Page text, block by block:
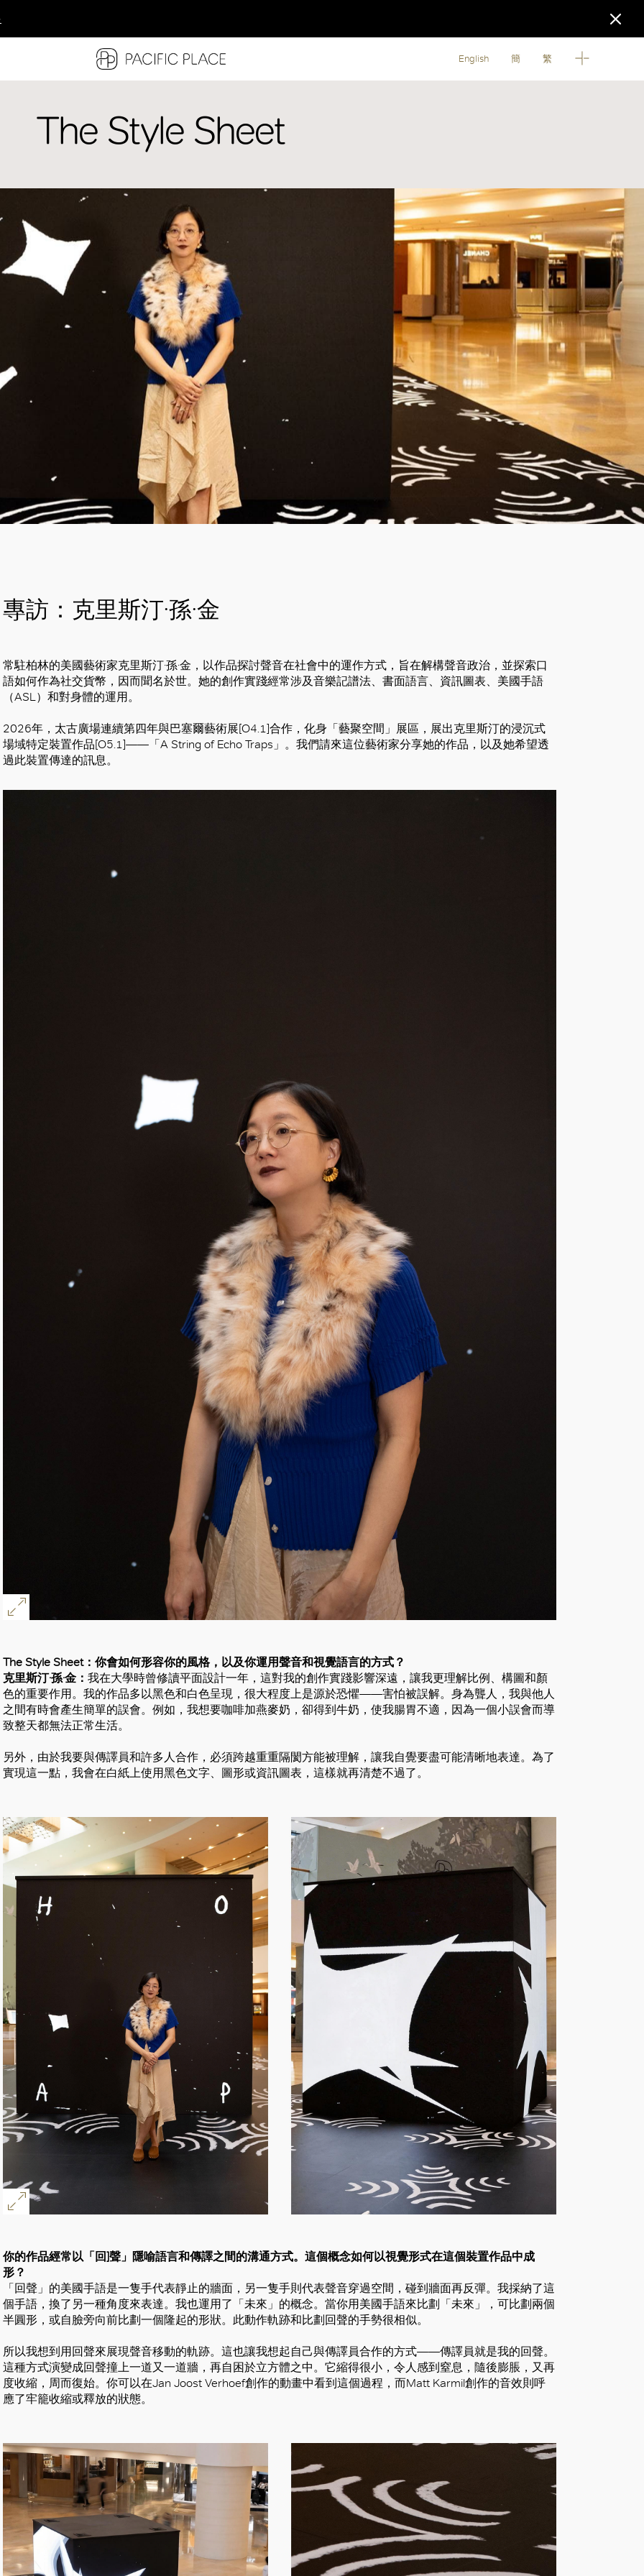
English 簡 繁
The Style Sheet
專訪：克里斯汀·孫·金
常駐柏林的美國藝術家克里斯汀·孫·金，以作品探討聲音在社會中的運作方式，旨在解構聲音政治，並探索口
語如何作為社交貨幣，因而聞名於世。她的創作實踐經常涉及音樂記譜法、書面語言、資訊圖表、美國手語
（ASL）和對身體的運用。
2026年，太古廣場連續第四年與巴塞爾藝術展[O4.1]合作，化身「藝聚空間」展區，展出克里斯汀的浸沉式
場域特定裝置作品[O5.1]——「A String of Echo Traps」。我們請來這位藝術家分享她的作品，以及她希望透
過此裝置傳達的訊息。
The Style Sheet：你會如何形容你的風格，以及你運用聲音和視覺語言的方式？
克里斯汀·孫·金： 我在大學時曾修讀平面設計一年，這對我的創作實踐影響深遠，讓我更理解比例、構圖和顏
色的重要作用。我的作品多以黑色和白色呈現，很大程度上是源於恐懼——害怕被誤解。身為聾人，我與他人
之間有時會產生簡單的誤會。例如，我想要咖啡加燕麥奶，卻得到牛奶，使我腸胃不適，因為一個小誤會而導
致整天都無法正常生活。
另外，由於我要與傳譯員和許多人合作，必須跨越重重隔閡方能被理解，讓我自覺要盡可能清晰地表達。為了
實現這一點，我會在白紙上使用黑色文字、圖形或資訊圖表，這樣就再清楚不過了。
你的作品經常以「回]聲」隱喻語言和傳譯之間的溝通方式。這個概念如何以視覺形式在這個裝置作品中成
形？
「回聲」的美國手語是一隻手代表靜止的牆面，另一隻手則代表聲音穿過空間，碰到牆面再反彈。我採納了這
個手語，換了另一種角度來表達。我也運用了「未來」的概念。當你用美國手語來比劃「未來」，可比劃兩個
半圓形，或自臉旁向前比劃一個隆起的形狀。此動作軌跡和比劃回聲的手勢很相似。
所以我想到用回聲來展現聲音移動的軌跡。這也讓我想起自己與傳譯員合作的方式——傳譯員就是我的回聲。
這種方式演變成回聲撞上一道又一道牆，再自困於立方體之中。它縮得很小，令人感到窒息，隨後膨脹，又再
度收縮，周而復始。你可以在Jan Joost Verhoef創作的動畫中看到這個過程，而Matt Karmil創作的音效則呼
應了牢籠收縮或釋放的狀態。
好